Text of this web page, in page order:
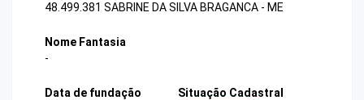
48.499.381 SABRINE DA SILVA BRAGANCA - ME
Nome Fantasia
-
Data de fundação
Situação Cadastral